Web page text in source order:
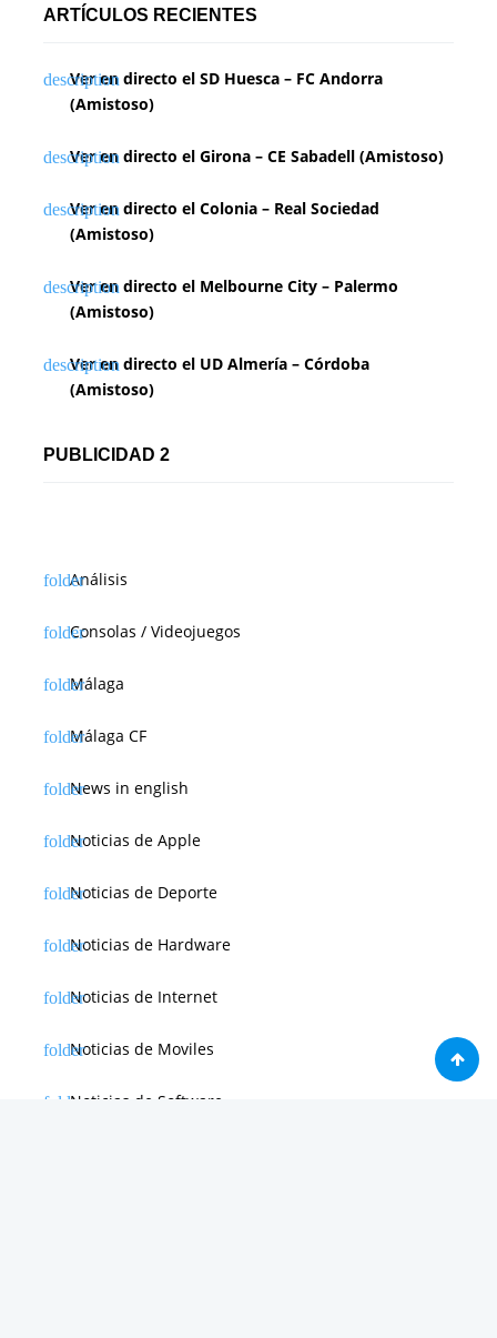
ARTÍCULOS RECIENTES
Ver en directo el SD Huesca – FC Andorra
(Amistoso)
Ver en directo el Girona – CE Sabadell (Amistoso)
Ver en directo el Colonia – Real Sociedad
(Amistoso)
Ver en directo el Melbourne City – Palermo
(Amistoso)
Ver en directo el UD Almería – Córdoba
(Amistoso)
PUBLICIDAD 2
Análisis
Consolas / Videojuegos
Málaga
Málaga CF
News in english
Noticias de Apple
Noticias de Deporte
Noticias de Hardware
Noticias de Internet
Noticias de Moviles
Noticias de Software